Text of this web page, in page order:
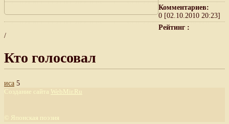
Комментариев:
0 [02.10.2010 20:23]
Рейтинг :
/
Кто голосовал
иса 5
Создание сайта WebMir.Ru
Японская поэзия